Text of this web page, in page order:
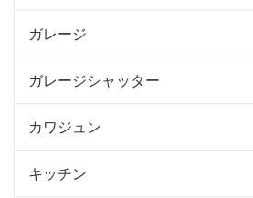
ガレージ
ガレージシャッター
カワジュン
キッチン